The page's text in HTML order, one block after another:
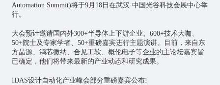
Automation Summit)将于9月18日在武汉·中国光谷科技会展中心举
行。
大会预计邀请国内外300+半导体上下游企业、600+技术大咖、
50+院士及专家学者、50+重磅嘉宾进行主题演讲。目前，来自东
方晶源、鸿芯微纳、合见工软、概伦电子等企业的主论坛嘉宾皆
已确定，他们将带来最新的产业动态和研究成果。
IDAS设计自动化产业峰会部分重磅嘉宾公布!